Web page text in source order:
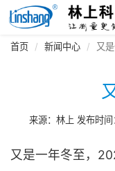
首页 新闻中心 又
来源：林上 发布时
又是一年冬至，